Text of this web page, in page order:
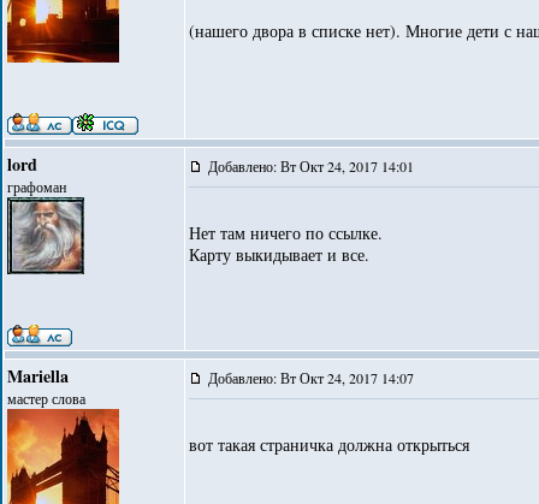
(нашего двора в списке нет). Многие дети с
lord
графоман
Добавлено: Вт Окт 24, 2017 14:01
Нет там ничего по ссылке.
Карту выкидывает и все.
Mariella
мастер слова
Добавлено: Вт Окт 24, 2017 14:07
вот такая страничка должна открыться